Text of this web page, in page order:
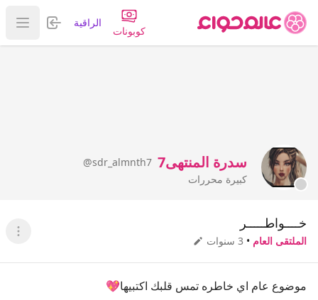
كوبونات
الراقية تسجيل
عرض
سدرة المنتهى7
@sdr_almnth7
كبيرة محررات
خــــواطـــــر
الملتقى العام • 3 سنوات عرض
موضوع عام اي خاطره تمس قلبك اكتبيها💖